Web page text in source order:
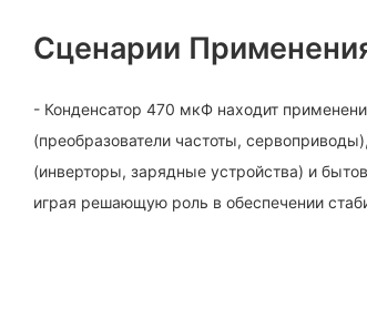
Сценарии
- Конденсатор 470 мкФ находит
(преобразователи частоты,
(инверторы, зарядные устройства) и
играя решающую роль в обеспечении